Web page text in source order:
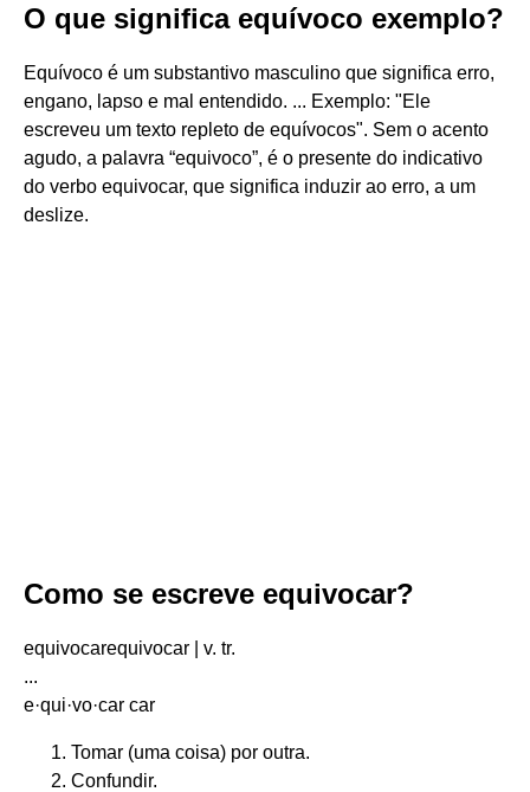
O que significa equívoco exemplo?
Equívoco é um substantivo masculino que significa erro,
engano, lapso e mal entendido. ... Exemplo: "Ele
escreveu um texto repleto de equívocos". Sem o acento
agudo, a palavra “equivoco”, é o presente do indicativo
do verbo equivocar, que significa induzir ao erro, a um
deslize.
Como se escreve equivocar?
equivocarequivocar | v. tr.
...
e·qui·vo·car car
Tomar (uma coisa) por outra.
Confundir.